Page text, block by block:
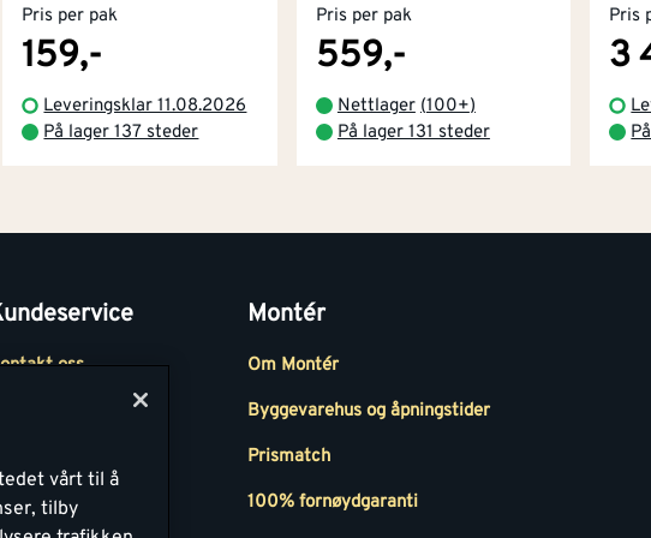
Pris per pak
159,-
Leveringsklar 11.08.2026
På lager 137 steder
Pris per pak
559,-
Nettlager (100+)
På lager 131 steder
Pris
3
oss
Montér
Om Montér
Byggevarehus og åpningstider
Prismatch
100% fornøydgaranti
vårt til å
tilby